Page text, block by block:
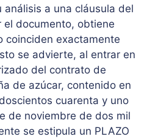
análisis a una cláusula del
el documento, obtiene
coinciden exactamente
se advierte, al entrar en
del contrato de
de azúcar, contenido en
cuarenta y uno
de noviembre de dos mil
se estipula un PLAZO